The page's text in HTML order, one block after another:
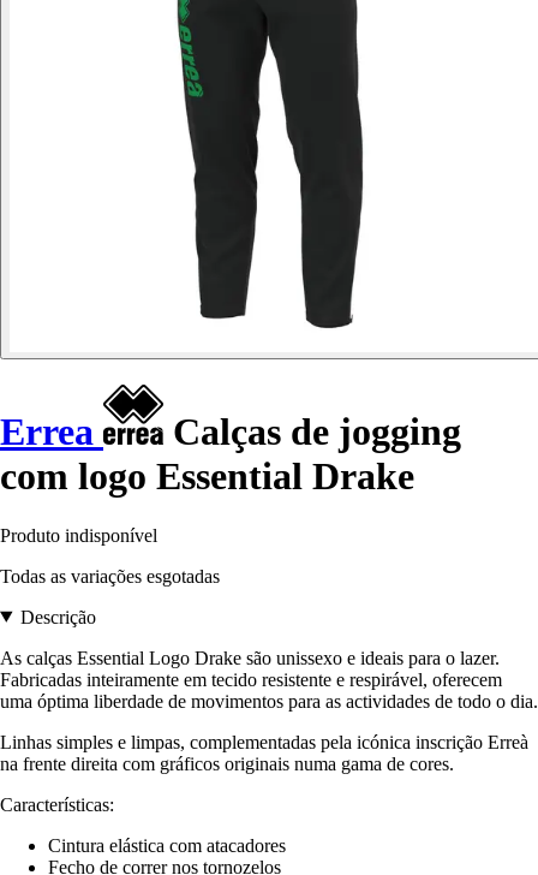
Errea
Calças de jogging
com logo Essential Drake
Produto indisponível
Todas as variações esgotadas
Descrição
As calças Essential Logo Drake são unissexo e ideais para o lazer.
Fabricadas inteiramente em tecido resistente e respirável, oferecem
uma óptima liberdade de movimentos para as actividades de todo o dia.
Linhas simples e limpas, complementadas pela icónica inscrição Erreà
na frente direita com gráficos originais numa gama de cores.
Características:
Cintura elástica com atacadores
Fecho de correr nos tornozelos